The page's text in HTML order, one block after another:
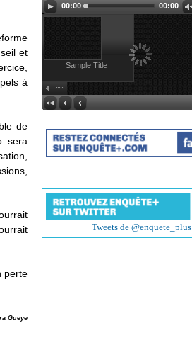
et
à
de
sera
perte
Gueye
00:00 00:00
Sample Title
Tweets de @enquete_plus